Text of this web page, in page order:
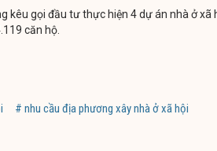
kêu gọi đầu tư thực hiện 4 dự án nhà ở xã
căn hộ.
# nhu cầu địa phương xây nhà ở xã hội